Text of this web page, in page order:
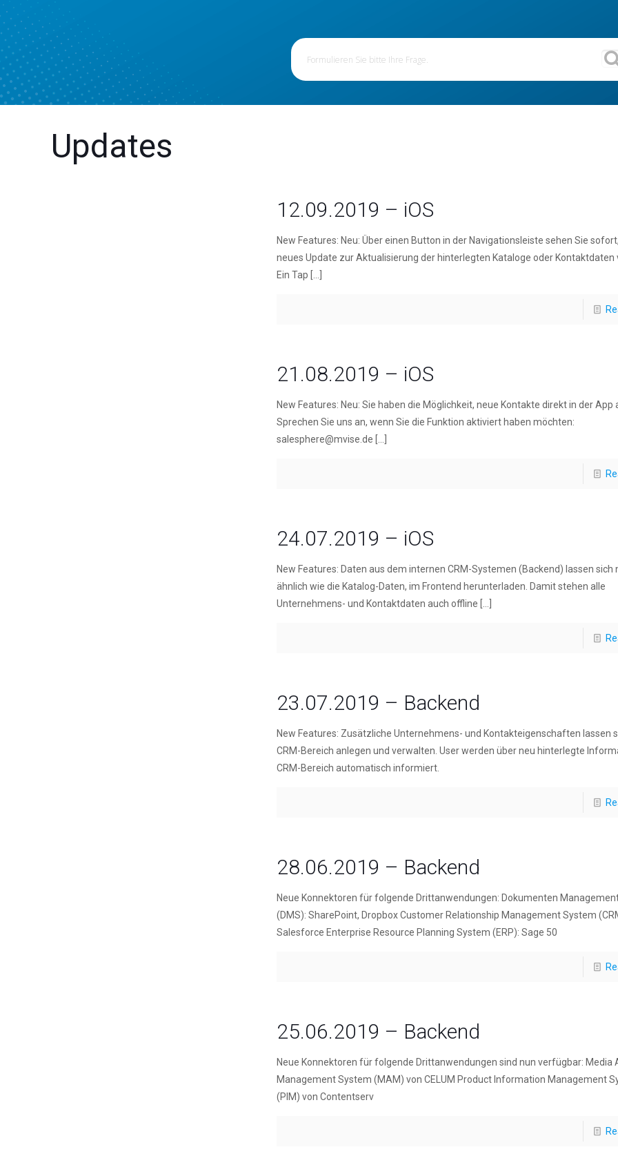
Updates
12.09.2019 – iOS
New Features: Neu: Über einen Button in der Navigationsleiste sehen Sie
neues Update zur Aktualisierung der hinterlegten Kataloge oder Kontaktdaten
Ein Tap
21.08.2019 – iOS
New Features: Neu: Sie haben die Möglichkeit, neue Kontakte direkt in der App
Sprechen Sie uns an, wenn Sie die Funktion aktiviert haben möchten:
salesphere@mvise.de
24.07.2019 – iOS
New Features: Daten aus dem internen CRM-Systemen (Backend) lassen sich
ähnlich wie die Katalog-Daten, im Frontend herunterladen. Damit stehen alle
Unternehmens- und Kontaktdaten auch offline
23.07.2019 – Backend
New Features: Zusätzliche Unternehmens- und Kontakteigenschaften lassen
CRM-Bereich anlegen und verwalten. User werden über neu hinterlegte
CRM-Bereich automatisch informiert.
28.06.2019 – Backend
Neue Konnektoren für folgende Drittanwendungen: Dokumenten
(DMS): SharePoint, Dropbox Customer Relationship Management System
Salesforce Enterprise Resource Planning System (ERP): Sage 50
25.06.2019 – Backend
Neue Konnektoren für folgende Drittanwendungen sind nun verfügbar: Media
Management System (MAM) von CELUM Product Information Management
(PIM) von Contentserv